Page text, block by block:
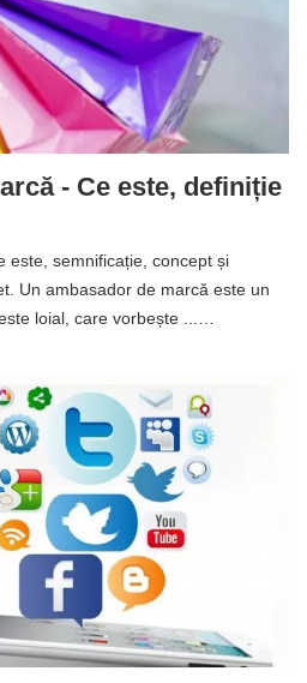
- Ce este, definiție
este, semnificație, concept și
Un ambasador de marcă este un
loial, care vorbește ...…